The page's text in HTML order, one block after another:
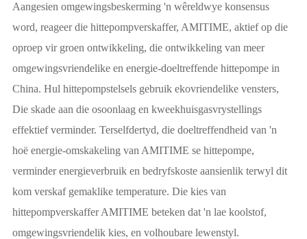
Aangesien omgewingsbeskerming 'n wêreldwye konsensus
word, reageer die hittepompverskaffer, AMITIME, aktief op die
oproep vir groen ontwikkeling, die ontwikkeling van meer
omgewingsvriendelike en energie-doeltreffende hittepompe in
China. Hul hittepompstelsels gebruik ekovriendelike vensters,
Die skade aan die osoonlaag en kweekhuisgasvrystellings
effektief verminder. Terselfdertyd, die doeltreffendheid van 'n
hoë energie-omskakeling van AMITIME se hittepompe,
verminder energieverbruik en bedryfskoste aansienlik terwyl dit
kom verskaf gemaklike temperature. Die kies van
hittepompverskaffer AMITIME beteken dat 'n lae koolstof,
omgewingsvriendelik kies, en volhoubare lewenstyl.